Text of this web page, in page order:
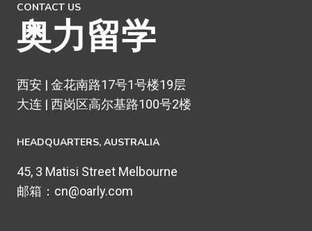
CONTACT US
奥力留学
西安 | 金花南路17号1号楼19层
大连 | 西岗区高尔基路100号2楼
HEADQUARTERS​, AUSTRALIA
45, 3 Matisi Street Melbourne
邮箱：cn@oarly.com